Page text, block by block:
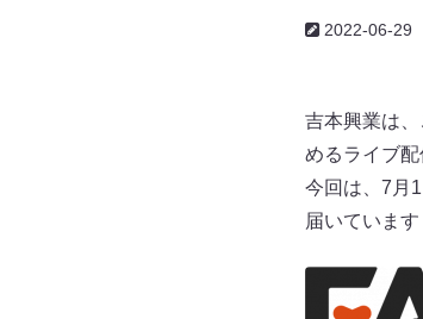
2022-06-29
吉本興業は
めるライブ配
今回は、7月
届いています